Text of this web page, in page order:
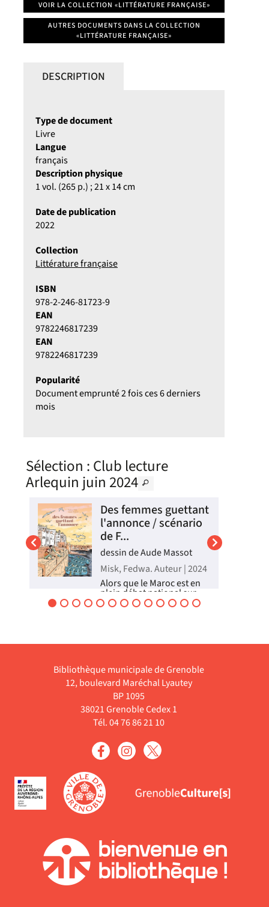
VOIR LA COLLECTION «LITTÉRATURE FRANÇAISE»
AUTRES DOCUMENTS DANS LA COLLECTION
«LITTÉRATURE FRANÇAISE»
DESCRIPTION
Type de document
Livre
Langue
français
Description physique
1 vol. (265 p.) ; 21 x 14 cm
Date de publication
2022
Collection
Littérature française
ISBN
978-2-246-81723-9
EAN
9782246817239
EAN
9782246817239
Popularité
Document emprunté 2 fois ces 6 derniers
mois
Sélection : Club lecture
Arlequin juin 2024
Des femmes guettant
l'annonce / scénario
de F...
dessin de Aude Massot
Misk, Fedwa. Auteur | 2024
Alors que le Maroc est en
plein débat national sur
l'avortement, Lila, une
militante féministe, elle
Les trois se ...
Livre
Bibliothèque municipale de Grenoble
12, boulevard Maréchal Lyautey
BP 1095
38021 Grenoble Cedex 1
Tél. 04 76 86 21 10